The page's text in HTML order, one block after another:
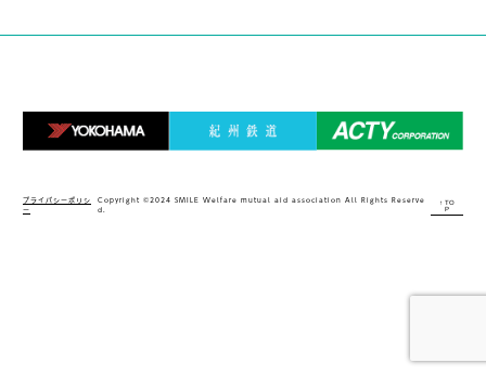
プライバシーポリシ
ー
Copyright ©2024 SMILE Welfare mutual aid association All Rights Reserve
d.
↑ TO
P